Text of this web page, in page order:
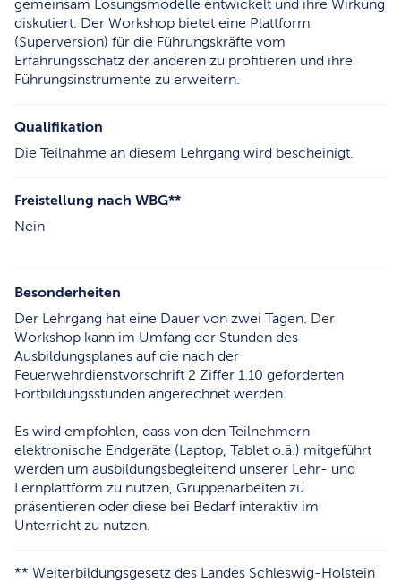
gemeinsam Lösungsmodelle entwickelt und ihre Wirkung
diskutiert. Der Workshop bietet eine Plattform
(Superversion) für die Führungskräfte vom
Erfahrungsschatz der anderen zu profitieren und ihre
Führungsinstrumente zu erweitern.
Qualifikation
Die Teilnahme an diesem Lehrgang wird bescheinigt.
Freistellung nach WBG**
Nein
Besonderheiten
Der Lehrgang hat eine Dauer von zwei Tagen. Der
Workshop kann im Umfang der Stunden des
Ausbildungsplanes auf die nach der
Feuerwehrdienstvorschrift 2 Ziffer 1.10 geforderten
Fortbildungsstunden angerechnet werden.
Es wird empfohlen, dass von den Teilnehmern
elektronische Endgeräte (Laptop, Tablet o.ä.) mitgeführt
werden um ausbildungsbegleitend unserer Lehr- und
Lernplattform zu nutzen, Gruppenarbeiten zu
präsentieren oder diese bei Bedarf interaktiv im
Unterricht zu nutzen.
** Weiterbildungsgesetz des Landes Schleswig-Holstein